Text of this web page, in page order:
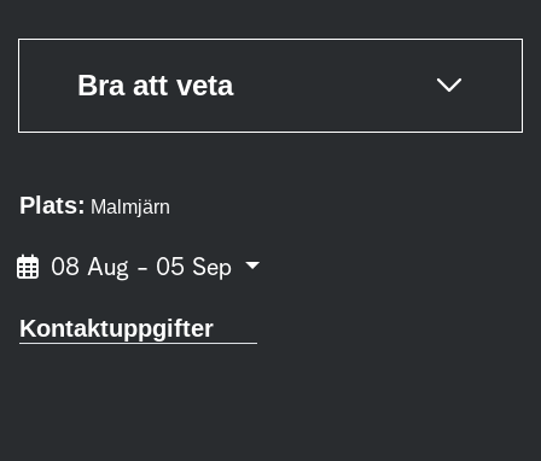
Bra att veta
Plats: Malmjärn
08 Aug - 05 Sep
Kontaktuppgifter